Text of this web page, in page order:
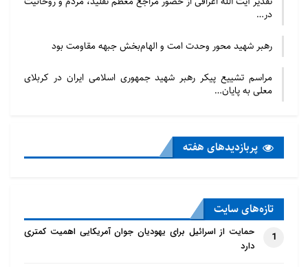
در…
رهبر شهید محور وحدت امت و الهام‌بخش جبهه مقاومت بود
مراسم تشییع پیکر رهبر شهید جمهوری اسلامی ایران در کربلای
معلی به پایان…
پربازدید‌های هفته
تازه‌‌های سایت
1
حمایت از اسرائیل برای یهودیان جوان آمریکایی اهمیت کمتری
دارد